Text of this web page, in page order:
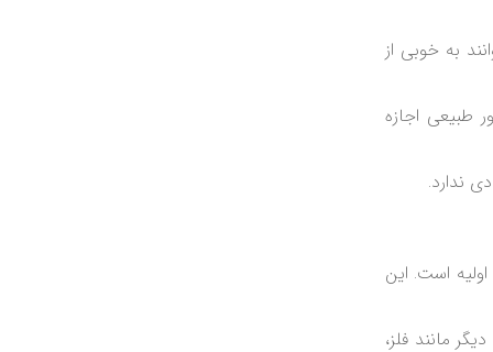
به خوبی از
طبیعی اجازه
ندارد.
است. این
مانند فلز،